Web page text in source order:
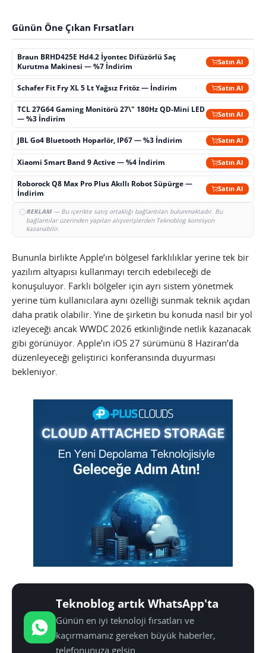
Günün Öne Çıkan Fırsatları
Braun BRHD425E Hd4.2 İyontec Difüzörlü Saç
Kurutma Makinesi — %7 İndirim
Satın Al
Schafer Fit Fry XL 5 Lt Yağsız Fritöz — İndirim Satın Al
TCL 27G64 Gaming Monitörü 27\" 180Hz QD-Mini LED
— %3 İndirim
Satın Al
JBL Go4 Bluetooth Hoparlör, IP67 — %3 İndirim Satın Al
Xiaomi Smart Band 9 Active — %4 İndirim Satın Al
Roborock Q8 Max Pro Plus Akıllı Robot Süpürge —
İndirim
Satın Al
REKLAM— Bu içerikte satış ortaklığı bağlantıları bulunmaktadır. Bu
bağlantılar üzerinden yapılan alışverişlerden Teknoblog komisyon
kazanabilir.
Bununla birlikte Apple’ın bölgesel farklılıklar yerine tek bir
yazılım altyapısı kullanmayı tercih edebileceği de
konuşuluyor. Farklı bölgeler için ayrı sistem yönetmek
yerine tüm kullanıcılara aynı özelliği sunmak teknik açıdan
daha pratik olabilir. Yine de şirketin bu konuda nasıl bir yol
izleyeceği ancak WWDC 2026 etkinliğinde netlik kazanacak
gibi görünüyor. Apple’ın iOS 27 sürümünü 8 Haziran’da
düzenleyeceği geliştirici konferansında duyurması
bekleniyor.
Teknoblog artık WhatsApp'ta
Günün en iyi teknoloji fırsatları ve
kaçırmamanız gereken büyük haberler,
telefonunuza gelsin.